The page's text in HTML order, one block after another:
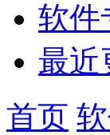
软件
最近
首页